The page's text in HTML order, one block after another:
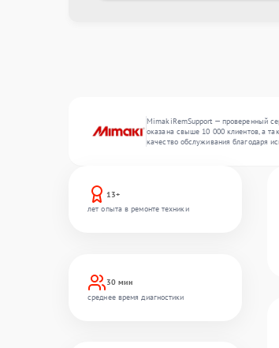
MimakiRemSupport — проверенный
оказана свыше 10 000 клиентов, а
качество обслуживания благодаря
13+
лет опыта в ремонте техники
30 мин
среднее время диагностики